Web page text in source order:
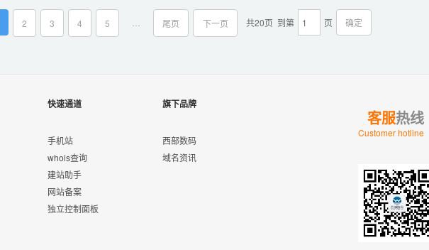
2 3 4 5 尾页 下一页 共20页 到第 页 确定
快速通道
手机站
whois查询
建站助手
网站备案
独立控制面板
旗下品牌
西部数码
域名资讯
客服热线
Customer hotline